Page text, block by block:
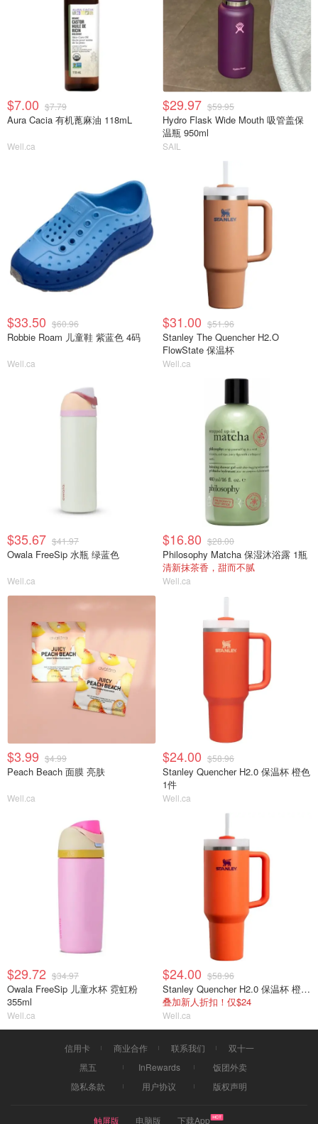
$7.00 $7.79
Aura Cacia 有机蓖麻油 118mL
Well.ca
$29.97 $59.95
Hydro Flask Wide Mouth 吸管盖保
温瓶 950ml
SAIL
$33.50 $60.96
Robbie Roam 儿童鞋 紫蓝色 4码
Well.ca
$31.00 $51.96
Stanley The Quencher H2.O
FlowState 保温杯
Well.ca
$35.67 $41.97
Owala FreeSip 水瓶 绿蓝色
Well.ca
$16.80 $28.00
Philosophy Matcha 保湿沐浴露 1瓶
清新抹茶香，甜而不腻
Well.ca
$3.99 $4.99
Peach Beach 面膜 亮肤
Well.ca
$24.00 $58.96
Stanley Quencher H2.0 保温杯 橙色
1件
Well.ca
$29.72 $34.97
Owala FreeSip 儿童水杯 霓虹粉
355ml
Well.ca
$24.00 $58.96
Stanley Quencher H2.0 保温杯 橙红色
叠加新人折扣！仅$24
Well.ca
信用卡 商业合作 联系我们
双十一
黑五
InRewards
饭团外卖
隐私条款
用户协议 版权声明
触屏版 电脑版 下载App